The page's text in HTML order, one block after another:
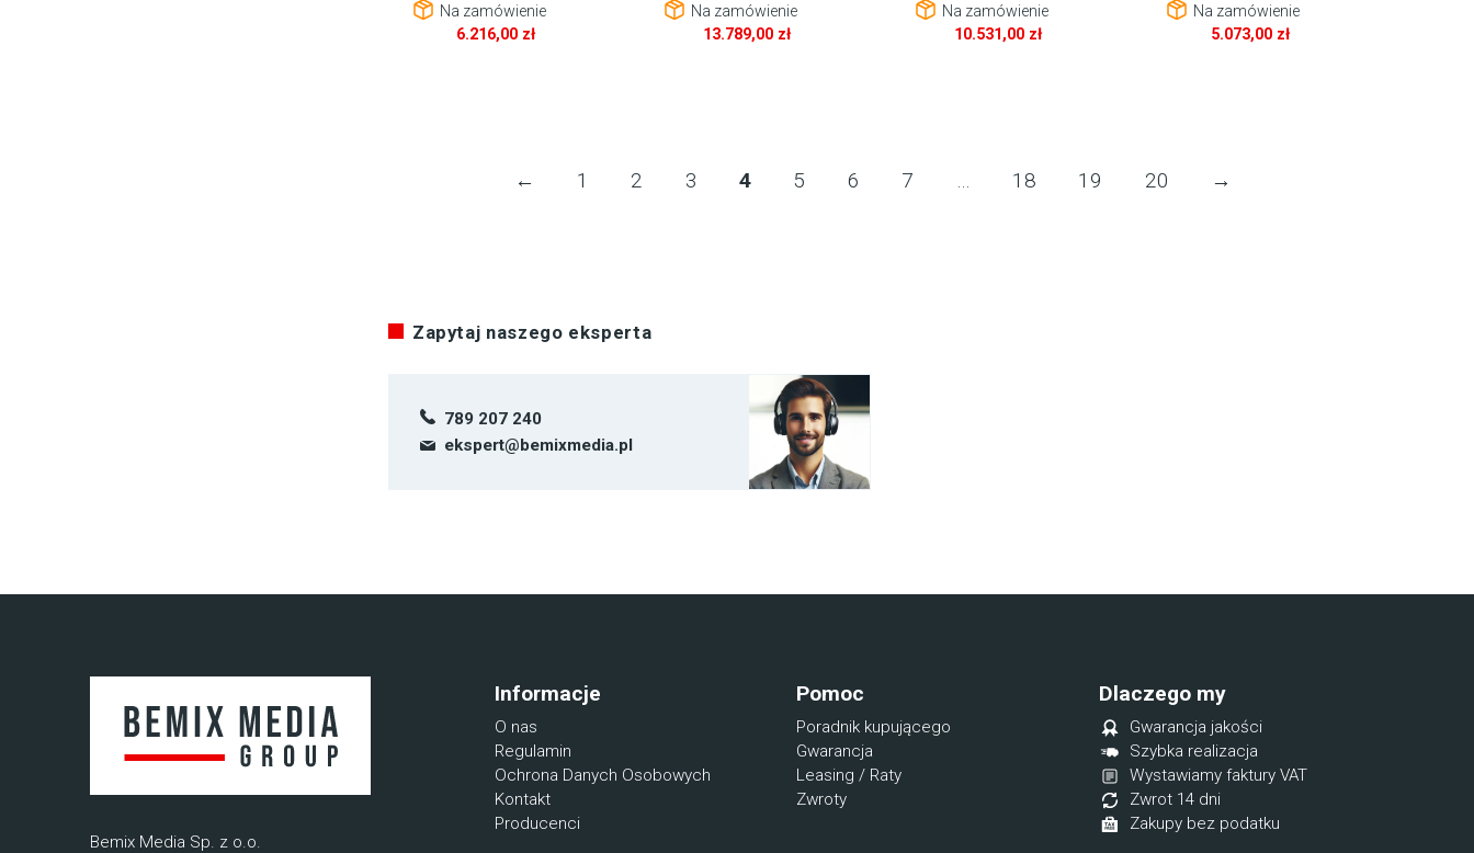
Na zamówienie
6.216,00 zł
Na zamówienie
13.789,00 zł
Na zamówienie
10.531,00 zł
Na zamówienie
5.073,00 zł
← 1 2 3 4 5 6 7 … 18 19 20 →
Zapytaj naszego eksperta
789 207 240
ekspert@bemixmedia.pl
Bemix Media Sp. z o.o.
Informacje
O nas
Regulamin
Ochrona Danych Osobowych
Kontakt
Producenci
Pomoc
Poradnik kupującego
Gwarancja
Leasing / Raty
Zwroty
Dlaczego my
Gwarancja jakości
Szybka realizacja
Wystawiamy faktury VAT
Zwrot 14 dni
Zakupy bez podatku